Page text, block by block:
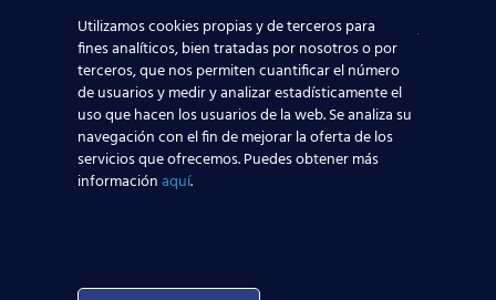
compañías aeronáuticas, lo que sin duda ayudará a
que todos los alumnos de nuestros centros
aeronáuticos destaquen y consigan mejores y
mayores posibilidades reales de trabajar en el
sector aeronáutico.
Nuestros Alumnos ya trabajan en
Utilizamos cookies propias y de terceros para
fines analíticos, bien tratadas por nosotros o por
terceros, que nos permiten cuantificar el número
de usuarios y medir y analizar estadísticamente el
uso que hacen los usuarios de la web. Se analiza su
navegación con el fin de mejorar la oferta de los
servicios que ofrecemos. Puedes obtener más
informaciónaquí.